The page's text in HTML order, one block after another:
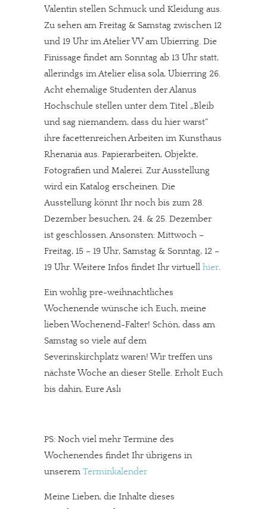
Valentin stellen Schmuck und Kleidung aus.
Zu sehen am Freitag & Samstag zwischen 12
und 19 Uhr im Atelier VV am Ubierring. Die
Finissage findet am Sonntag ab 13 Uhr statt,
allerindgs im Atelier elisa sola, Ubierring 26.
Acht ehemalige Studenten der Alanus
Hochschule stellen unter dem Titel „Bleib
und sag niemandem, dass du hier warst“
ihre facettenreichen Arbeiten im Kunsthaus
Rhenania aus. Papierarbeiten, Objekte,
Fotografien und Malerei. Zur Ausstellung
wird ein Katalog erscheinen. Die
Ausstellung könnt Ihr noch bis zum 28.
Dezember besuchen, 24. & 25. Dezember
ist geschlossen. Ansonsten: Mittwoch –
Freitag, 15 – 19 Uhr, Samstag & Sonntag, 12 –
19 Uhr. Weitere Infos findet Ihr virtuell hier.
Ein wohlig pre-weihnachtliches
Wochenende wünsche ich Euch, meine
lieben Wochenend-Falter! Schön, dass am
Samstag so viele auf dem
Severinskirchplatz waren! Wir treffen uns
nächste Woche an dieser Stelle. Erholt Euch
bis dahin, Eure Aslı
PS: Noch viel mehr Termine des
Wochenendes findet Ihr übrigens in
unserem Terminkalender
Meine Lieben, die Inhalte dieses